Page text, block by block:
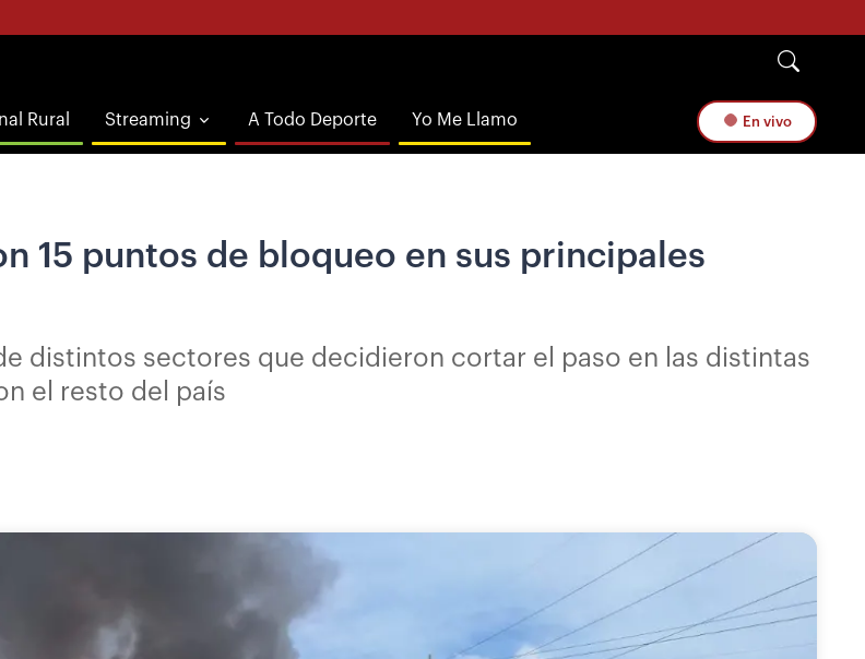
Rural Streaming A Todo Deporte Yo Me Llamo En vivo
15 puntos de bloqueo en sus principales
distintos sectores que decidieron cortar el paso en las distintas
el resto del país